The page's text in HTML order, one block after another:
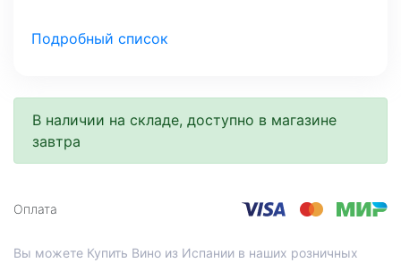
Со склада, на завтра
МО, Красногорский г. о., 26-й км, д.7А, а.д. Балтия,
Нахимовский проспект, д.59 А, 1 этаж
Профсоюзная
Технопарк
Подробный список
В наличии на складе, доступно в магазине
завтра
Оплата
Вы можете Купить Вино из Испании в наших розничных